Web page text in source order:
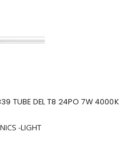
TUBE DEL T8 24PO 7W 4000K
-LIGHT